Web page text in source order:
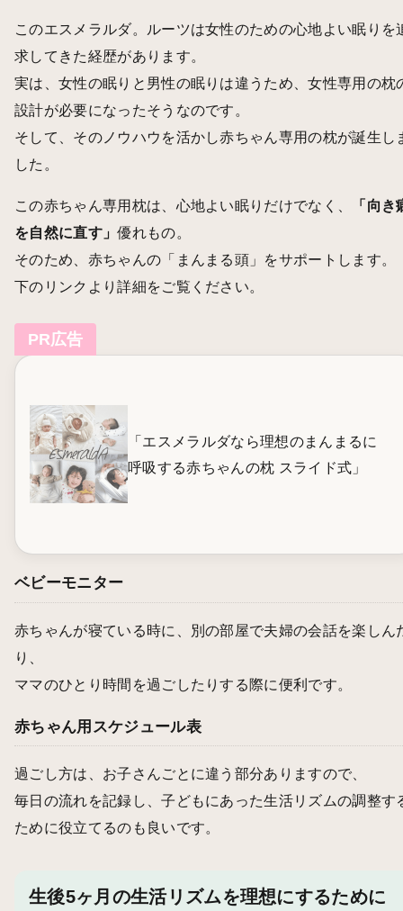
このエスメラルダ。ルーツは女性のための心地よい眠りを
求してきた経歴があります。
実は、女性の眠りと男性の眠りは違うため、女性専用の枕
設計が必要になったそうなのです。
そして、そのノウハウを活かし赤ちゃん専用の枕が誕生し
した。
この赤ちゃん専用枕は、心地よい眠りだけでなく、
「向き
を自然に直す」優れもの。
そのため、赤ちゃんの「まんまる頭」をサポートします。
下のリンクより詳細をご覧ください。
PR広告
「エスメラルダなら理想のまんまるに
呼吸する赤ちゃんの枕 スライド式」
ベビーモニター
赤ちゃんが寝ている時に、別の部屋で夫婦の会話を楽しん
り、
ママのひとり時間を過ごしたりする際に便利です。
赤ちゃん用スケジュール表
過ごし方は、お子さんごとに違う部分ありますので、
毎日の流れを記録し、子どもにあった生活リズムの調整す
ために役立てるのも良いです。
生後5ヶ月の生活リズムを理想にするために